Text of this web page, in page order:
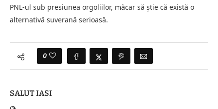
PNL-ul sub presiunea orgoliilor, măcar să știe că există o
alternativă suverană serioasă.
0
SALUT IASI